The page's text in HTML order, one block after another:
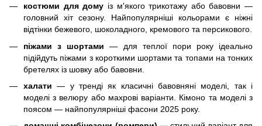
костюми для дому із м'якого трикотажу або бавовни —
головний хіт сезону. Найпопулярніші кольорами є ніжні
відтінки бежевого, шоколадного, кремового та персикового.
піжами з шортами— для теплої пори року ідеально
підійдуть піжами з короткими шортами та топами на тонких
бретелях із шовку або бавовни.
халати— у тренді як класичні бавовняні моделі, так і
моделі з велюру або махрові варіанти. Кімоно та моделі з
поясом — найпопулярніші фасони 2025 року.